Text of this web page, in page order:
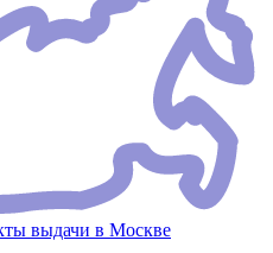
выдачи в Москве